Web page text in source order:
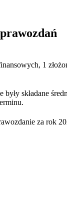
1
były składane
za rok